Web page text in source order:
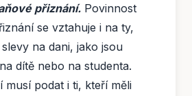
přiznání. Povinnost
se vztahuje i na ty,
na dani, jako jsou
dítě nebo na studenta.
musí podat i ti, kteří měli